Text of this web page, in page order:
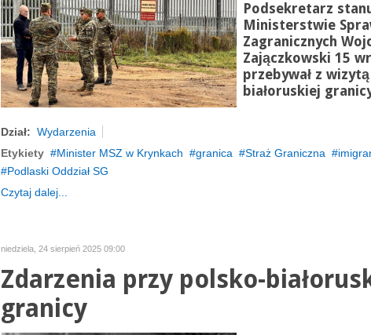
Podsekretarz
Ministerstwie
Zagranicznych
Zajączkowski 15
przebywał z
białoruskiej
Dział: Wydarzenia
Etykiety
Minister MSZ w Krynkach granica Straż Graniczna
Podlaski Oddział SG
Czytaj dalej...
niedziela, 24 sierpień 2025 09:00
Zdarzenia przy polsko-
granicy